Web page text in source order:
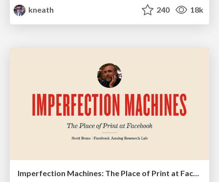
kneath
240 18k
Imperfection Machines: The Place of Print at Facebook